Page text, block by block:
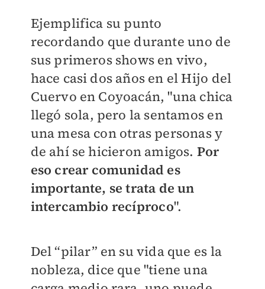
Ejemplifica su punto
recordando que durante uno de
sus primeros shows en vivo,
hace casi dos años en el Hijo del
Cuervo en Coyoacán, "una chica
llegó sola, pero la sentamos en
una mesa con otras personas y
de ahí se hicieron amigos. Por
eso crear comunidad es
importante, se trata de un
intercambio recíproco".
Del “pilar” en su vida que es la
nobleza, dice que "tiene una